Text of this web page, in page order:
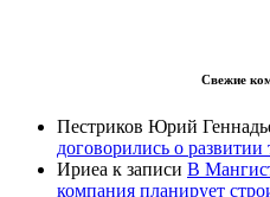
Свежие
Пестриков Юрий
договорились о развитии
Ириеа к записи В
компания планирует